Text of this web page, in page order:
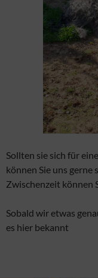
Sollten sie sich für
können Sie uns gerne
Zwischenzeit können
Sobald wir etwas
es hier bekannt